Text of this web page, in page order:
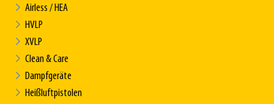
Airless / HEA
HVLP
XVLP
Clean & Care
Dampfgeräte
Heißluftpistolen